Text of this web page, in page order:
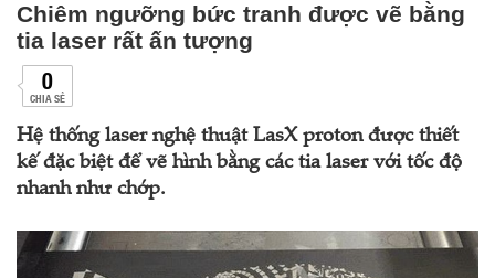
Chiêm ngưỡng bức tranh được vẽ bằng
tia laser rất ấn tượng
0
CHIA SẺ
Hệ thống laser nghệ thuật LasX proton được thiết
kế đặc biệt để vẽ hình bằng các tia laser với tốc độ
nhanh như chớp.